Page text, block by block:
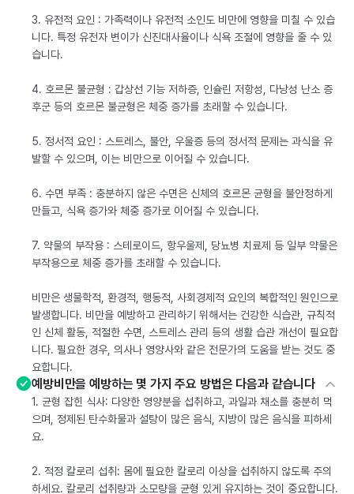
3. 유전적 요인 : 가족력이나 유전적 소인도 비만에 영향을 미칠 수 있습
니다. 특정 유전자 변이가 신진대사율이나 식욕 조절에 영향을 줄 수 있
습니다.
4. 호르몬 불균형 : 갑상선 기능 저하증, 인슐린 저항성, 다낭성 난소 증
후군 등의 호르몬 불균형은 체중 증가를 초래할 수 있습니다.
5. 정서적 요인 : 스트레스, 불안, 우울증 등의 정서적 문제는 과식을 유
발할 수 있으며, 이는 비만으로 이어질 수 있습니다.
6. 수면 부족 : 충분하지 않은 수면은 신체의 호르몬 균형을 불안정하게
만들고, 식욕 증가와 체중 증가로 이어질 수 있습니다.
7. 약물의 부작용 : 스테로이드, 항우울제, 당뇨병 치료제 등 일부 약물은
부작용으로 체중 증가를 초래할 수 있습니다.
비만은 생물학적, 환경적, 행동적, 사회경제적 요인의 복합적인 원인으로
발생합니다. 비만을 예방하고 관리하기 위해서는 건강한 식습관, 규칙적
인 신체 활동, 적절한 수면, 스트레스 관리 등의 생활 습관 개선이 필요합
니다. 필요한 경우, 의사나 영양사와 같은 전문가의 도움을 받는 것도 중
요합니다.
예방비만을 예방하는 몇 가지 주요 방법은 다음과 같습니다
1. 균형 잡힌 식사: 다양한 영양분을 섭취하고, 과일과 채소를 충분히 먹
으며, 정제된 탄수화물과 설탕이 많은 음식, 지방이 많은 음식을 피하세
요.
2. 적정 칼로리 섭취: 몸에 필요한 칼로리 이상을 섭취하지 않도록 주의
하세요. 칼로리 섭취량과 소모량을 균형 있게 유지하는 것이 중요합니다.